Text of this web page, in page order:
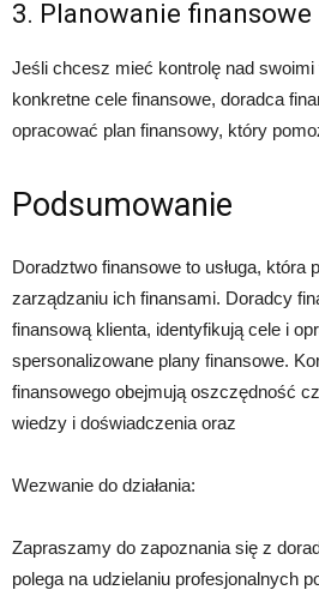
3. Planowanie finansowe
Jeśli chcesz mieć kontrolę nad swoimi
konkretne cele finansowe, doradca
opracować plan finansowy, który
Podsumowanie
Doradztwo finansowe to usługa, która
zarządzaniu ich finansami. Doradcy
finansową klienta, identyfikują cele i
spersonalizowane plany finansowe.
finansowego obejmują oszczędność
wiedzy i doświadczenia oraz
Wezwanie do działania:
Zapraszamy do zapoznania się z
polega na udzielaniu profesjonalnych